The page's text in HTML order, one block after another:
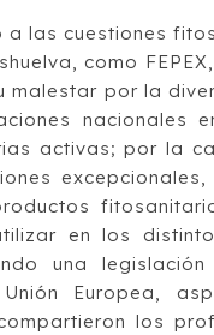
a las cuestiones
como
malestar por la
nacionales
activas; por la
en los
una
Europea,
los